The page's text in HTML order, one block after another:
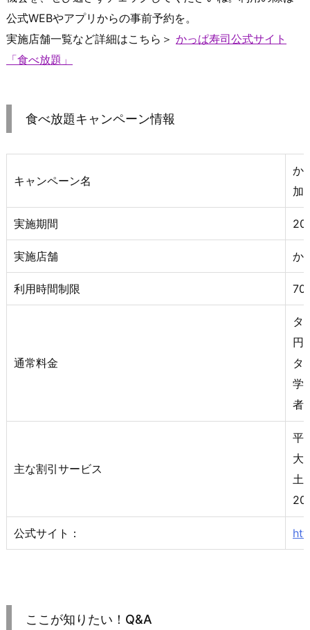
公式WEBやアプリからの事前予約を。
実施店舗一覧など詳細はこちら＞ かっぱ寿司公式サイト
「食べ放題」
食べ放題キャンペーン情報
キャンペーン名
か
加
実施期間
実施店舗 か
利用時間制限 70
通常料金
タ
円
タ
学
者
主な割引サービス
平
大
土
公式サイト：
ここが知りたい！Q&A